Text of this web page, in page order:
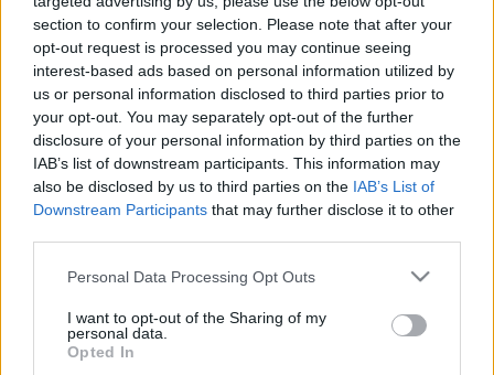
section to confirm your selection. Please note that after your
opt-out request is processed you may continue seeing
interest-based ads based on personal information utilized by
us or personal information disclosed to third parties prior to
your opt-out. You may separately opt-out of the further
disclosure of your personal information by third parties on the
IAB’s list of downstream participants. This information may
also be disclosed by us to third parties on the IAB’s List of
Downstream Participants that may further disclose it to other
Please note that this website/app uses one or more Google
not limited to your visit or usage behaviour. You may click to
grant or deny consent to Google and its third-party tags to
use your data for below specified purposes in below Google
Personal Data Processing Opt Outs
I want to opt-out of the Sharing of my
personal data.
Opted In
Fotó: Wikipedia/Maximix90
Telefonos megkeresésemre úgy reagáltak,
hogy jelenleg a 159-es busz vonalán két régi,
magas padlós Ikarus busz és két
korlátozott ember vagyok és nem egyszer
fordult velem elő az, hogy leszállásnál rám
csukták a busz ajtaját, ezért azóta csak és